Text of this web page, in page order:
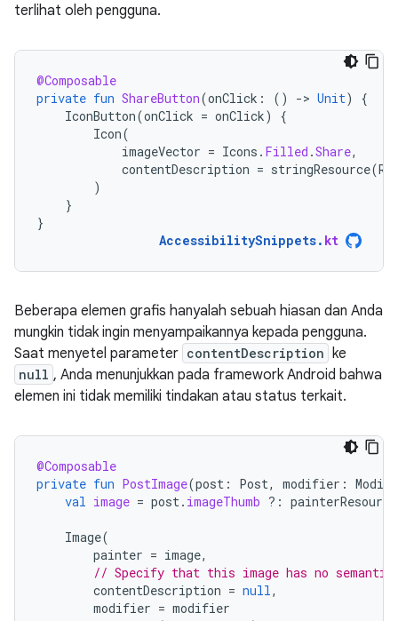
terlihat oleh pengguna.
@Composable
private fun ShareButton(onClick : () -> Unit)
{
IconButton(onClick = onClick)
{
Icon(
imageVector = Icons . Filled .Share,
contentDescription = stringResource(R
)
}
}
AccessibilitySnippets. kt
Beberapa elemen grafis hanyalah sebuah hiasan dan Anda
mungkin tidak ingin menyampaikannya kepada pengguna.
Saat menyetel parameter contentDescription ke
null , Anda menunjukkan pada framework Android bahwa
elemen ini tidak memiliki tindakan atau status terkait.
@Composable
private fun PostImage(post : Post, modifier :
val image = post. imageThumb ?: painterResource
Image(
painter = image,
// Specify that this image has no semantic
contentDescription = null,
modifier = modifier